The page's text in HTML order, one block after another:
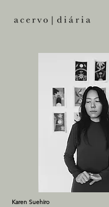
Karen Suehiro